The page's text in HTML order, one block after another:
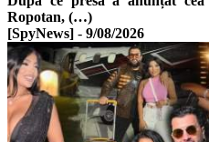
Ropotan, (…)
[SpyNews] - 9/08/2026